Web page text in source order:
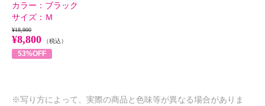
カラー： ブラック
サイズ： Ｍ
¥18,900
¥8,800 （税込）
53%OFF
※写り方によって、実際の商品と色味等が異なる場合がありま